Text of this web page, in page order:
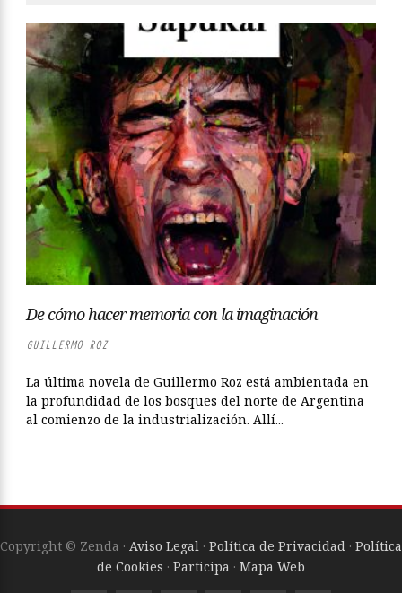
De cómo hacer memoria con la imaginación
GUILLERMO ROZ
La última novela de Guillermo Roz está ambientada en
la profundidad de los bosques del norte de Argentina
al comienzo de la industrialización. Allí...
Copyright © Zenda · Aviso Legal · Política de Privacidad · Política
de Cookies · Participa · Mapa Web